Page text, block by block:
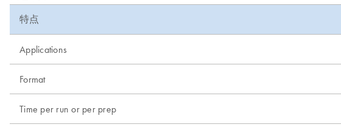
特点
Applications
Format
Time per run or per prep